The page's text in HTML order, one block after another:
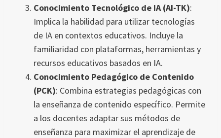
Conocimiento Tecnológico de IA (AI-TK):
Implica la habilidad para utilizar tecnologías
de IA en contextos educativos. Incluye la
familiaridad con plataformas, herramientas y
recursos educativos basados en IA.
Conocimiento Pedagógico de Contenido
(PCK): Combina estrategias pedagógicas con
la enseñanza de contenido específico. Permite
a los docentes adaptar sus métodos de
enseñanza para maximizar el aprendizaje de